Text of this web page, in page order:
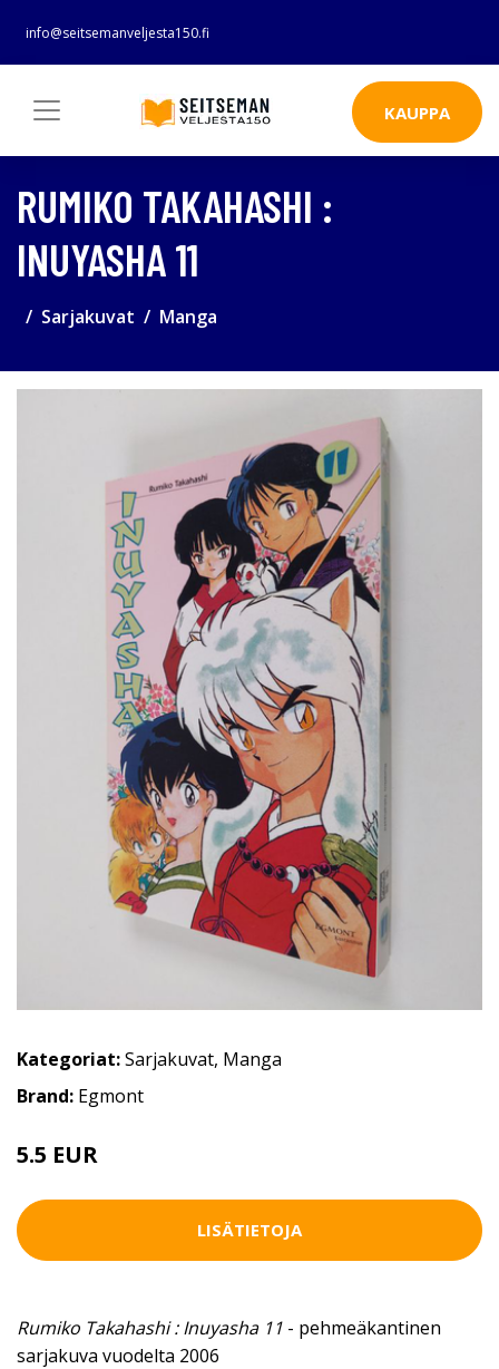
info@seitsemanveljesta150.fi
KAUPPA
RUMIKO TAKAHASHI :
INUYASHA 11
Sarjakuvat Manga
Kategoriat:Sarjakuvat, Manga
Brand: Egmont
5.5 EUR
LISÄTIETOJA
Rumiko Takahashi : Inuyasha 11 - pehmeäkantinen
sarjakuva vuodelta 2006